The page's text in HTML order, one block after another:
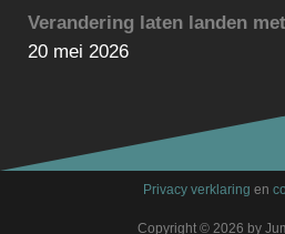
Verandering laten landen
20 mei 2026
Privacy verklaring en
Copyright © 2026 by